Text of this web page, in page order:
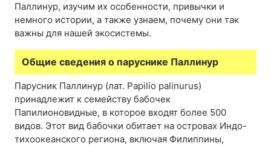
Паллинур, изучим их особенности, привычки и
немного истории, а также узнаем, почему они так
важны для нашей экосистемы.
Общие сведения о паруснике Паллинур
Парусник Паллинур (лат. Papilio palinurus)
принадлежит к семейству бабочек
Папилионовидные, в которое входят более 500
видов. Этот вид бабочки обитает на островах Индо-
тихоокеанского региона, включая Филиппины,